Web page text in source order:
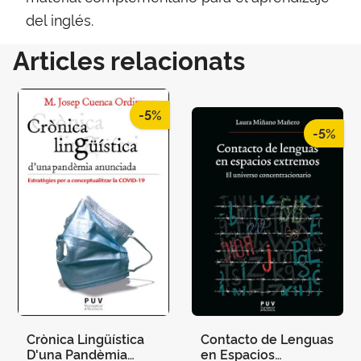
del inglés.
Articles relacionats
-5%
Crònica Lingüística
D'una Pandèmia
-5%
Contacto de Lenguas
en Espacios